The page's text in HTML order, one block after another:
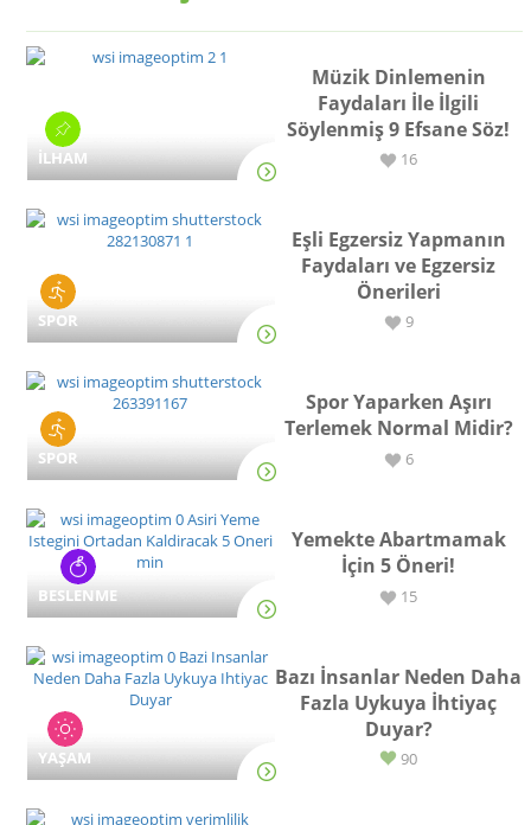
İLHAM
Müzik Dinlemenin
Faydaları İle İlgili
Söylenmiş 9 Efsane Söz!
16
SPOR
Eşli Egzersiz Yapmanın
Faydaları ve Egzersiz
Önerileri
9
SPOR
Spor Yaparken Aşırı
Terlemek Normal Midir?
6
BESLENME
Yemekte Abartmamak
İçin 5 Öneri!
15
YAŞAM
Bazı İnsanlar Neden Daha
Fazla Uykuya İhtiyaç
Duyar?
90